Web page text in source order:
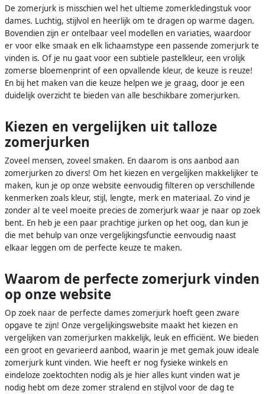
De zomerjurk is misschien wel het ultieme zomerkledingstuk voor
dames. Luchtig, stijlvol en heerlijk om te dragen op warme dagen.
Bovendien zijn er ontelbaar veel modellen en variaties, waardoor
er voor elke smaak en elk lichaamstype een passende zomerjurk te
vinden is. Of je nu gaat voor een subtiele pastelkleur, een vrolijk
zomerse bloemenprint of een opvallende kleur, de keuze is reuze!
En bij het maken van die keuze helpen we je graag, door je een
duidelijk overzicht te bieden van alle beschikbare zomerjurken.
Kiezen en vergelijken uit talloze
zomerjurken
Zoveel mensen, zoveel smaken. En daarom is ons aanbod aan
zomerjurken zo divers! Om het kiezen en vergelijken makkelijker te
maken, kun je op onze website eenvoudig filteren op verschillende
kenmerken zoals kleur, stijl, lengte, merk en materiaal. Zo vind je
zonder al te veel moeite precies de zomerjurk waar je naar op zoek
bent. En heb je een paar prachtige jurken op het oog, dan kun je
die met behulp van onze vergelijkingsfunctie eenvoudig naast
elkaar leggen om de perfecte keuze te maken.
Waarom de perfecte zomerjurk vinden
op onze website
Op zoek naar de perfecte dames zomerjurk hoeft geen zware
opgave te zijn! Onze vergelijkingswebsite maakt het kiezen en
vergelijken van zomerjurken makkelijk, leuk en efficiënt. We bieden
een groot en gevarieerd aanbod, waarin je met gemak jouw ideale
zomerjurk kunt vinden. Wie heeft er nog fysieke winkels en
eindeloze zoektochten nodig als je hier alles kunt vinden wat je
nodig hebt om deze zomer stralend en stijlvol voor de dag te